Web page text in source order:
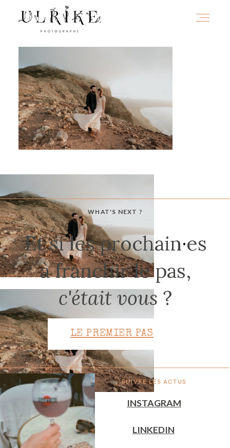
WHAT'S NEXT ?
SUIVRE LES ACTUS
Et si les prochain·es
à franchir le pas,
c'était vous ?
INSTAGRAM
LINKEDIN
LE PREMIER PAS
A PROPOS
PORTFOLIO
JOURNAL
CONTACT